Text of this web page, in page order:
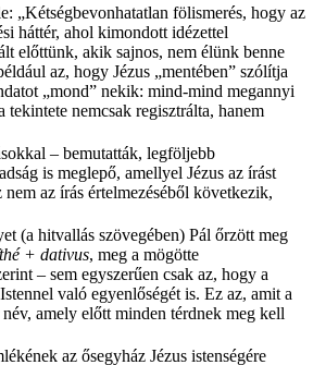
„Kétségbevonhatatlan fölismerés, hogy az
háttér, ahol kimondott idézettel
előttünk, akik sajnos, nem élünk benne
az, hogy Jézus „mentében” szólítja
„mond” nekik: mind-mind megannyi
nemcsak regisztrálta, hanem
– bemutatták, legföljebb
is meglepő, amellyel Jézus az írást
az írás értelmezéséből következik,
(a hitvallás szövegében) Pál őrzött meg
+ dativus, meg a mögötte
– sem egyszerűen csak az, hogy a
való egyenlőségét is. Ez az, amit a
amely előtt minden térdnek meg kell
az ősegyház Jézus istenségére